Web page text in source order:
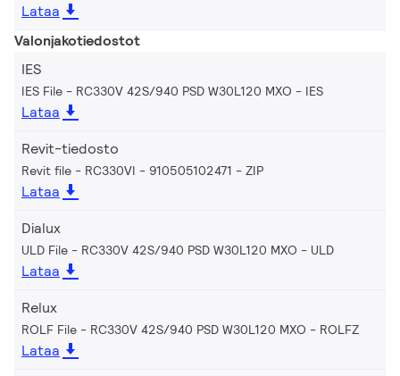
Lataa
Valonjakotiedostot
IES
IES File - RC330V 42S/940 PSD W30L120 MXO IES
Lataa
Revit-tiedosto
Revit file - RC330VI - 910505102471 ZIP
Lataa
Dialux
ULD File - RC330V 42S/940 PSD W30L120 MXO ULD
Lataa
Relux
ROLF File - RC330V 42S/940 PSD W30L120 MXO ROLFZ
Lataa